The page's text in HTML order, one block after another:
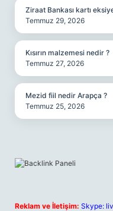
Ziraat Bankası kartı
Temmuz 29, 2026
Kısırın malzemesi nedir ?
Temmuz 27, 2026
Mezid fiil nedir Arapça ?
Temmuz 25, 2026
Reklam ve İletişim: Skype: